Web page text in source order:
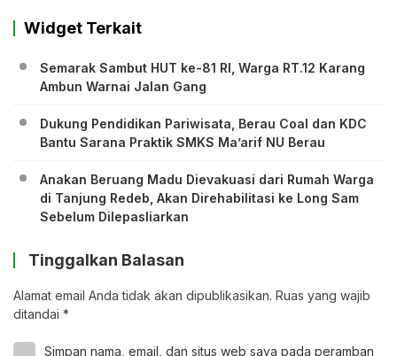
Widget Terkait
Semarak Sambut HUT ke-81 RI, Warga RT.12 Karang
Ambun Warnai Jalan Gang
Dukung Pendidikan Pariwisata, Berau Coal dan KDC
Bantu Sarana Praktik SMKS Ma’arif NU Berau
Anakan Beruang Madu Dievakuasi dari Rumah Warga
di Tanjung Redeb, Akan Direhabilitasi ke Long Sam
Sebelum Dilepasliarkan
Tinggalkan Balasan
Alamat email Anda tidak akan dipublikasikan. Ruas yang wajib
ditandai *
Simpan nama, email, dan situs web saya pada peramban